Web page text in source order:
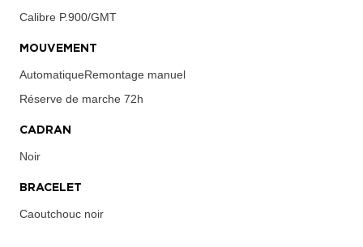
Calibre P.900/GMT
MOUVEMENT
AutomatiqueRemontage manuel
Réserve de marche 72h
CADRAN
Noir
BRACELET
Caoutchouc noir